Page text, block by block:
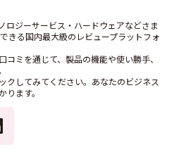
ロジーサービス・ハードウェアなどさま
きる国内最大級のレビュープラットフォ
ミを通じて、製品の機能や使い勝手、
クしてみてください。あなたのビジネス
ます。